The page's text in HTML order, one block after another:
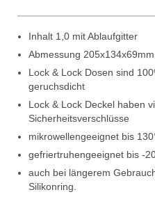
Inhalt 1,0 mit Ablaufgitter
Abmessung 205x134x69mm
Lock & Lock Dosen sind
geruchsdicht
Lock & Lock Deckel haben
Sicherheitsverschlüsse
mikrowellengeeignet bis
gefriertruhengeeignet bis -
auch bei längerem
Silikonring.